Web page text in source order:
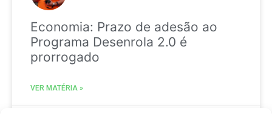
Economia: Prazo de adesão ao
Programa Desenrola 2.0 é
prorrogado
VER MATÉRIA »